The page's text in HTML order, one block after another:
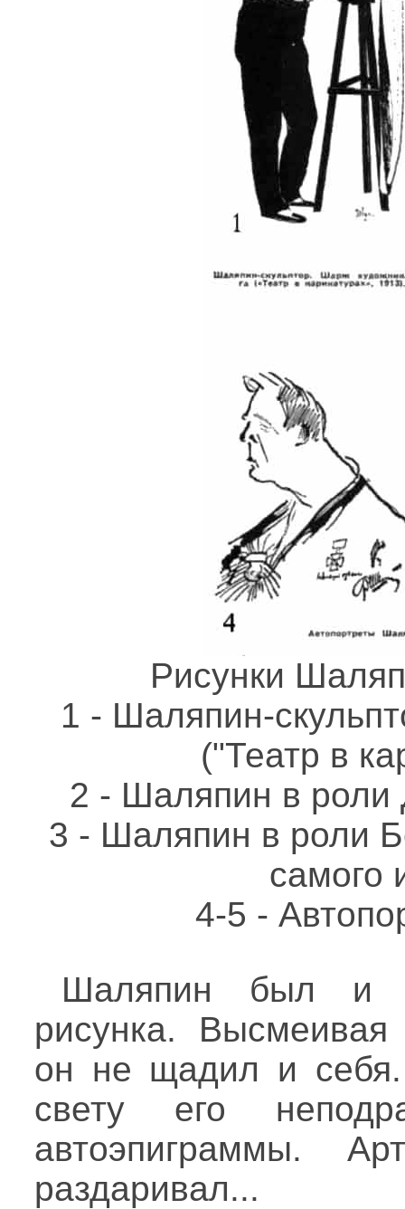
Рисунки
1 - Шаляпин-
("Театр в
2 - Шаляпин в роли
3 - Шаляпин в роли
самого
4-5 -
Шаляпин был и
рисунка. Высмеивая
он не щадил и себя.
свету его
автоэпиграммы.
раздаривал...